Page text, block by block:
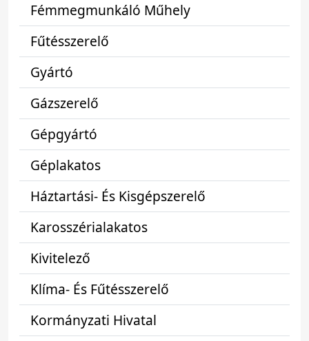
Fémmegmunkáló Műhely
Fűtésszerelő
Gyártó
Gázszerelő
Gépgyártó
Géplakatos
Háztartási- És Kisgépszerelő
Karosszérialakatos
Kivitelező
Klíma- És Fűtésszerelő
Kormányzati Hivatal